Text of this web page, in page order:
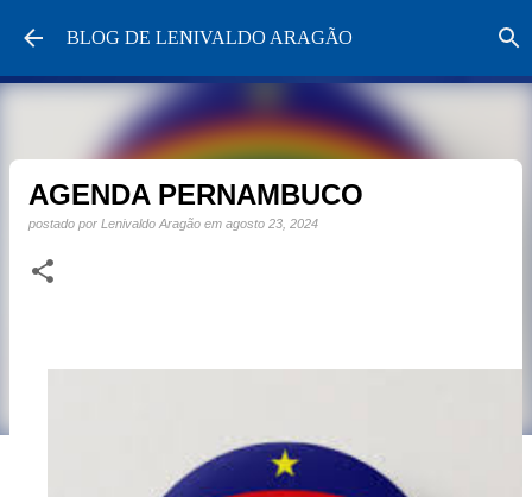
Pular para o conteúdo principal
BLOG DE LENIVALDO ARAGÃO
AGENDA PERNAMBUCO
postado por Lenivaldo Aragão em agosto 23, 2024